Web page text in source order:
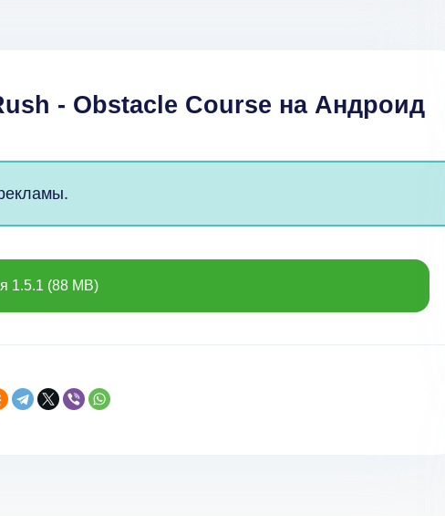
- Obstacle Course на Андроид
1.5.1 (88 MB)